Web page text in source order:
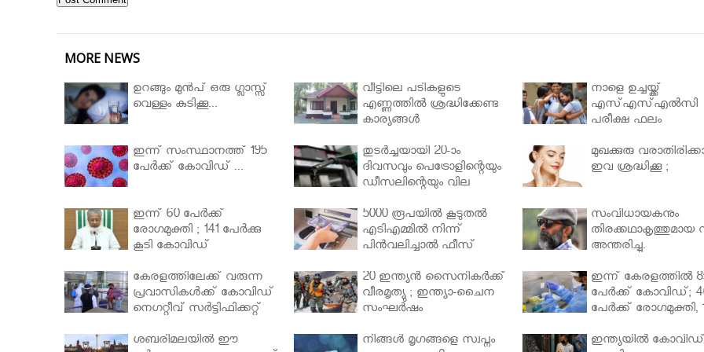
MORE NEWS
ഉറങ്ങും മുന്‍പ് ഒരു ഗ്ലാസ്സ്
വെള്ളം കുടിക്കൂ...
വീട്ടിലെ പടികളുടെ
എണ്ണത്തിൽ ശ്രദ്ധിക്കേണ്ട
കാര്യങ്ങൾ
നാളെ ഉച്ചയ്ക്ക്
എസ്എസ്എല്‍സി
പരീക്ഷ ഫലം
ഇന്ന് സംസ്ഥാനത്ത് 195
പേര്‍ക്ക് കോവിഡ് ...
തുടർച്ചയായി 20-ാം
ദിവസവും പെട്രോളിന്റെയും
ഡീസലിന്റെയും വില
മുഖക്കുരു
ഇവ ശ്രദ്ധിക്കൂ ;
ഇന്ന് 60 പേർക്ക്
രോഗമുക്തി ; 141 പേര്‍ക്കു
കൂടി കോവിഡ്
5000 രൂപയിൽ കൂടുതൽ
എടിഎമ്മിൽ നിന്ന്
പിൻവലിച്ചാൽ ഫീസ്
സംവിധായകനും
തിരക്കഥാകൃത്തുമായ
അന്തരിച്ചു.
കേരളത്തിലേക്ക് വരുന്ന
പ്രവാസികള്‍ക്ക് കോവിഡ്
നെഗറ്റീവ് സര്‍ട്ടിഫിക്കറ്റ്
മന്ത്രിസഭ
20 ഇന്ത്യൻ സൈനികർക്ക്
വീരമൃത്യു ; ഇന്ത്യാ-ചൈന
സംഘർഷം
ഇന്ന് കേരളത്തിൽ
പേർക്ക് കോവിഡ്;
പേർക്ക് രോഗമുക്തി,
ശബരിമലയില്‍ ഈ
നിങ്ങള്‍ മൃഗങ്ങളെ സ്വപ്നം
ഇന്ത്യയിൽ കോവിഡ്